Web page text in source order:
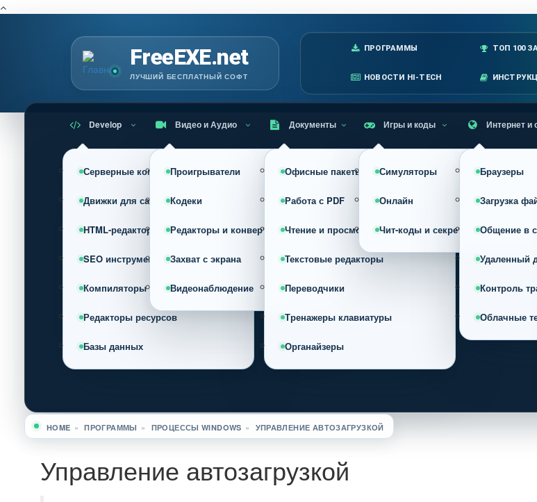
FreeEXE.net
ЛУЧШИЙ БЕСПЛАТНЫЙ СОФТ
Главное менюПРОГРАММЫ ТОП 100
НОВОСТИ HI-TECH
Develop
Серверные компоненты
Движки для сайта (CMS)
HTML-редакторы
SEO инструменты
Компиляторы
Редакторы ресурсов
Базы данных
Видео и Аудио
Проигрыватели
Кодеки
Редакторы и конвертеры
Захват с экрана
Видеонаблюдение
Документы
Офисные пакеты
Работа с PDF
Чтение и просмотр
Текстовые редакторы
Переводчики
Тренажеры клавиатуры
Органайзеры
Игры и коды
Симуляторы
Онлайн
Чит-коды и секреты
Интернет и
Браузеры
Загрузка
Общение в
Удаленный
Контроль
Облачные
Вы здесь
HOME » ПРОГРАММЫ » ПРОЦЕССЫ WINDOWS » УПРАВЛЕНИЕ АВТОЗАГРУЗКОЙ
Управление автозагрузкой